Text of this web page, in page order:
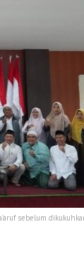
sebelum